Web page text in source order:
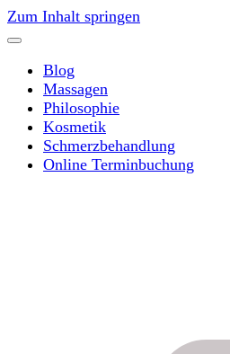
Zum Inhalt springen
Blog
Massagen
Philosophie
Kosmetik
Schmerzbehandlung
Online Terminbuchung